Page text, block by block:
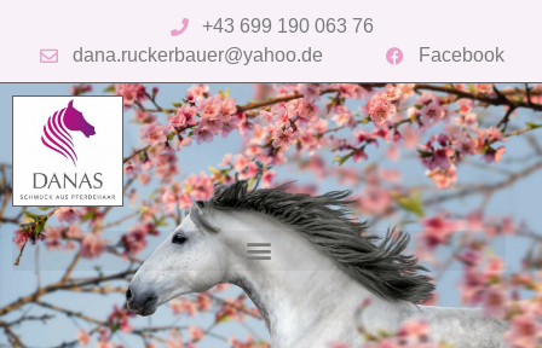
+43 699 190 063 76
dana.ruckerbauer@yahoo.de
Facebook